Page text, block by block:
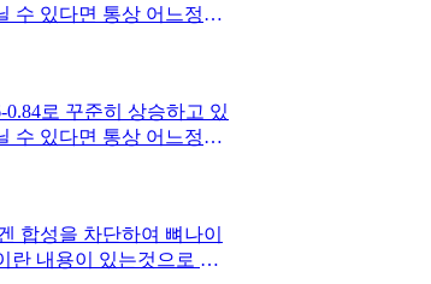
수 있다면 통상 어느정도
로 꾸준히 상승하고 있
수 있다면 통상 어느정도
합성을 차단하여 뼈나이
란 내용이 있는것으로 보